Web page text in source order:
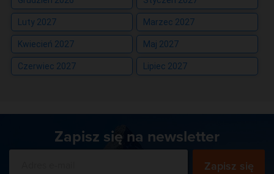
Luty 2027 Marzec 2027
Kwiecień 2027 Maj 2027
Czerwiec 2027 Lipiec 2027
Zapisz się na newsletter
Zapisz się